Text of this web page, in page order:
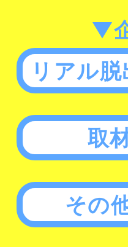
▼
リアル
取
その